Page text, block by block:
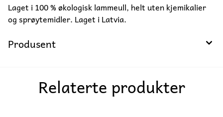
Laget i 100 % økologisk lammeull, helt uten kjemikalier
og sprøytemidler. Laget i Latvia.
Produsent
Relaterte produkter